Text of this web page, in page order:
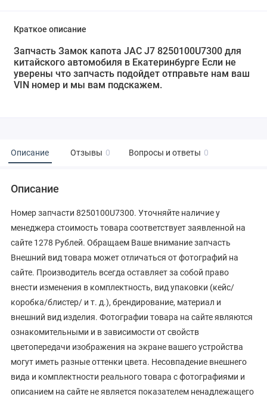
Краткое описание
Запчасть Замок капота JAC J7 8250100U7300 для
китайского автомобиля в Екатеринбурге Если не
уверены что запчасть подойдет отправьте нам ваш
VIN номер и мы вам подскажем.
Описание Отзывы 0 Вопросы и ответы 0
Описание
Номер запчасти 8250100U7300. Уточняйте наличие у
менеджера стоимость товара соответствует заявленной на
сайте 1278 Рублей. Обращаем Ваше внимание запчасть
Внешний вид товара может отличаться от фотографий на
сайте. Производитель всегда оставляет за собой право
внести изменения в комплектность, вид упаковки (кейс/
коробка/блистер/ и т. д.), брендирование, материал и
внешний вид изделия. Фотографии товара на сайте являются
ознакомительными и в зависимости от свойств
цветопередачи изображения на экране вашего устройства
могут иметь разные оттенки цвета. Несовпадение внешнего
вида и комплектности реального товара с фотографиями и
описанием на сайте не является показателем ненадлежащего